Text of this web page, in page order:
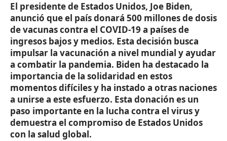
El presidente de Estados Unidos, Joe Biden,
anunció que el país donará 500 millones de dosis
de vacunas contra el COVID-19 a países de
ingresos bajos y medios. Esta decisión busca
impulsar la vacunación a nivel mundial y ayudar
a combatir la pandemia. Biden ha destacado la
importancia de la solidaridad en estos
momentos difíciles y ha instado a otras naciones
a unirse a este esfuerzo. Esta donación es un
paso importante en la lucha contra el virus y
demuestra el compromiso de Estados Unidos
con la salud global.